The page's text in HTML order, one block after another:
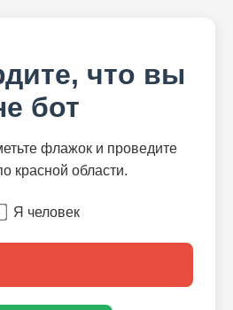
что вы
бот
флажок и проведите
красной области.
Я человек